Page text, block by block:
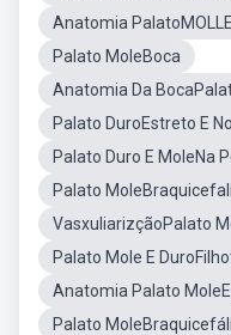
Anatomia
Palato MoleBoca
Anatomia Da
Palato DuroEstreto E
Palato Duro E MoleNa
Palato
VasxuliarizçãoPalato
Palato Mole E
Anatomia Palato
Palato